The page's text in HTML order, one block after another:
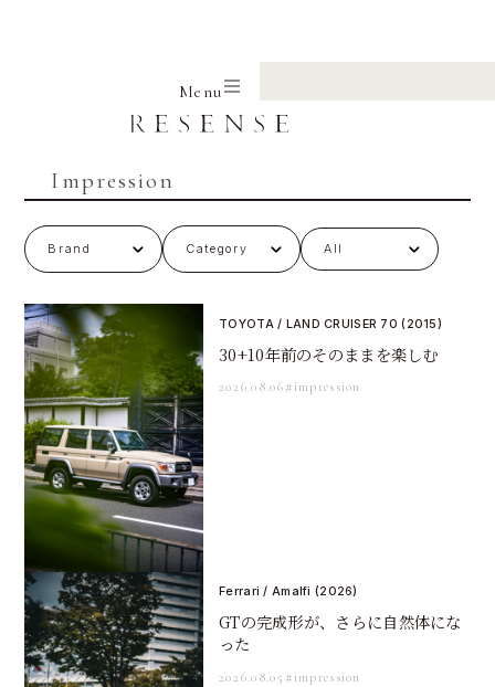
Menu
Impression
All
TOYOTA / LAND CRUISER 70 (2015)
30+10年前のそのままを楽しむ
2026.08.06#impression
Ferrari / Amalfi (2026)
GTの完成形が、さらに自然体にな
った
2026.08.05 #impression